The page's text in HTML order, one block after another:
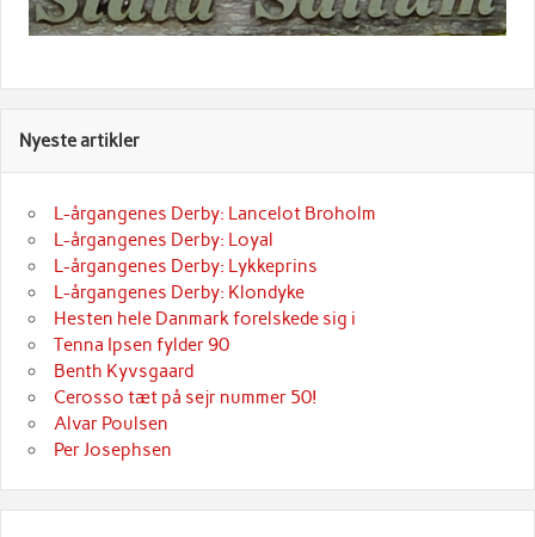
Nyeste artikler
L-årgangenes Derby: Lancelot Broholm
L-årgangenes Derby: Loyal
L-årgangenes Derby: Lykkeprins
L-årgangenes Derby: Klondyke
Hesten hele Danmark forelskede sig i
Tenna Ipsen fylder 90
Benth Kyvsgaard
Cerosso tæt på sejr nummer 50!
Alvar Poulsen
Per Josephsen